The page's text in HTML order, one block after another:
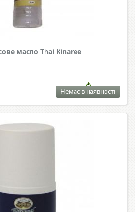
масло Thai Kinaree
Немає в наявності